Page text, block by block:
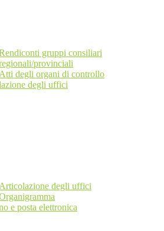
gruppi consiliari
provinciali
Atti degli organi di controllo
degli uffici
Articolazione degli uffici
e posta elettronica